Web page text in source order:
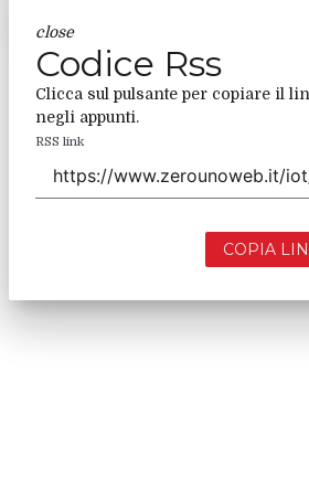
close
Codice Rss
Clicca sul pulsante per copiare il
negli appunti.
RSS link
COPIA